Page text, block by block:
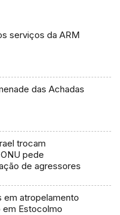
serviços da ARM
das Achadas
trocam
pede
de agressores
em atropelamento
em Estocolmo